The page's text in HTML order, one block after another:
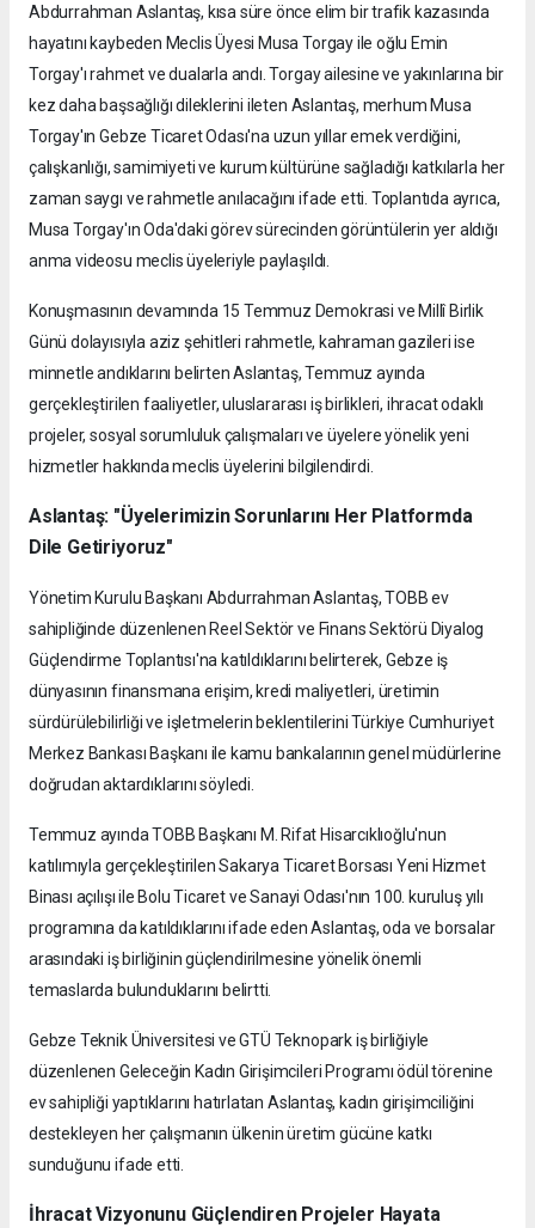
Abdurrahman Aslantaş, kısa süre önce elim bir trafik kazasında
hayatını kaybeden Meclis Üyesi Musa Torgay ile oğlu Emin
Torgay'ı rahmet ve dualarla andı. Torgay ailesine ve yakınlarına bir
kez daha başsağlığı dileklerini ileten Aslantaş, merhum Musa
Torgay'ın Gebze Ticaret Odası'na uzun yıllar emek verdiğini,
çalışkanlığı, samimiyeti ve kurum kültürüne sağladığı katkılarla her
zaman saygı ve rahmetle anılacağını ifade etti. Toplantıda ayrıca,
Musa Torgay'ın Oda'daki görev sürecinden görüntülerin yer aldığı
anma videosu meclis üyeleriyle paylaşıldı.
Konuşmasının devamında 15 Temmuz Demokrasi ve Millî Birlik
Günü dolayısıyla aziz şehitleri rahmetle, kahraman gazileri ise
minnetle andıklarını belirten Aslantaş, Temmuz ayında
gerçekleştirilen faaliyetler, uluslararası iş birlikleri, ihracat odaklı
projeler, sosyal sorumluluk çalışmaları ve üyelere yönelik yeni
hizmetler hakkında meclis üyelerini bilgilendirdi.
Aslantaş: "Üyelerimizin Sorunlarını Her Platformda
Dile Getiriyoruz"
Yönetim Kurulu Başkanı Abdurrahman Aslantaş, TOBB ev
sahipliğinde düzenlenen Reel Sektör ve Finans Sektörü Diyalog
Güçlendirme Toplantısı'na katıldıklarını belirterek, Gebze iş
dünyasının finansmana erişim, kredi maliyetleri, üretimin
sürdürülebilirliği ve işletmelerin beklentilerini Türkiye Cumhuriyet
Merkez Bankası Başkanı ile kamu bankalarının genel müdürlerine
doğrudan aktardıklarını söyledi.
Temmuz ayında TOBB Başkanı M. Rifat Hisarcıklıoğlu'nun
katılımıyla gerçekleştirilen Sakarya Ticaret Borsası Yeni Hizmet
Binası açılışı ile Bolu Ticaret ve Sanayi Odası'nın 100. kuruluş yılı
programına da katıldıklarını ifade eden Aslantaş, oda ve borsalar
arasındaki iş birliğinin güçlendirilmesine yönelik önemli
temaslarda bulunduklarını belirtti.
Gebze Teknik Üniversitesi ve GTÜ Teknopark iş birliğiyle
düzenlenen Geleceğin Kadın Girişimcileri Programı ödül törenine
ev sahipliği yaptıklarını hatırlatan Aslantaş, kadın girişimciliğini
destekleyen her çalışmanın ülkenin üretim gücüne katkı
sunduğunu ifade etti.
İhracat Vizyonunu Güçlendiren Projeler Hayata